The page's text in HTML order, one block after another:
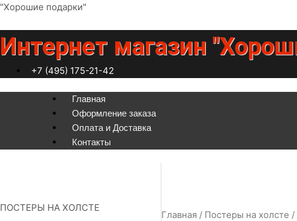
Перейти
содержимому
"Хорошие подарки"
Интернет магазин
+7 (495) 175-21-42
Меню
Главная
Оформление заказа
Оплата и Доставка
Контакты
ПОСТЕРЫ НА ХОЛСТЕ
Главная/ Постеры на холсте /